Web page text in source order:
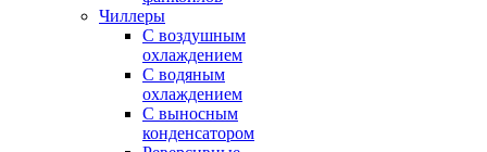
Чиллеры
С воздушным
охлаждением
С водяным
охлаждением
С выносным
конденсатором